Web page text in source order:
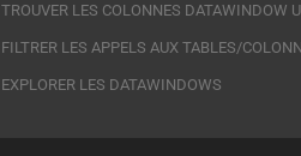
TROUVER LES COLONNES DATAWINDOW
FILTRER LES APPELS AUX TABLES/
EXPLORER LES DATAWINDOWS